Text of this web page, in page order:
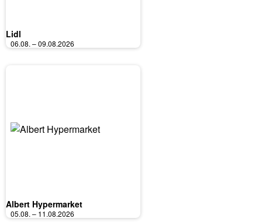
Lidl
06.08. – 09.08.2026
Albert Hypermarket
05.08. – 11.08.2026